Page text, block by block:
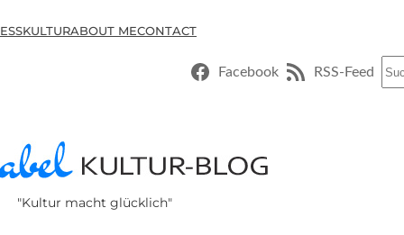
ESSKULTURABOUT MECONTACT
Facebook RSS-Feed
"Kultur macht glücklich"